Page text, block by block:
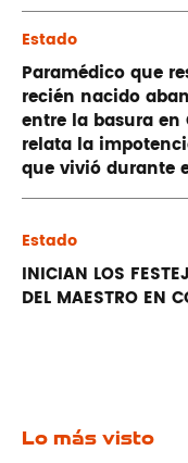
Estado
Paramédico que
recién nacido
entre la basura en
relata la
que vivió durante
Estado
INICIAN LOS
DEL MAESTRO EN
Lo más visto